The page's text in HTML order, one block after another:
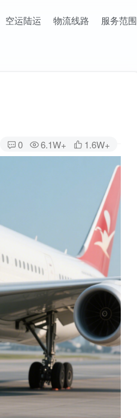
空运陆运 物流线路 服务范围
0 6.1W+ 1.6W+